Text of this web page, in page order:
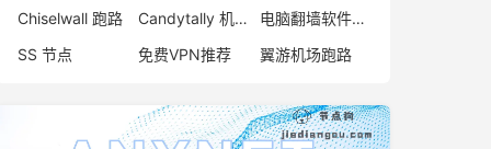
Chiselwall 跑路
Candytally 机场
电脑翻墙软件下载
SS 节点
免费VPN推荐 翼游机场跑路